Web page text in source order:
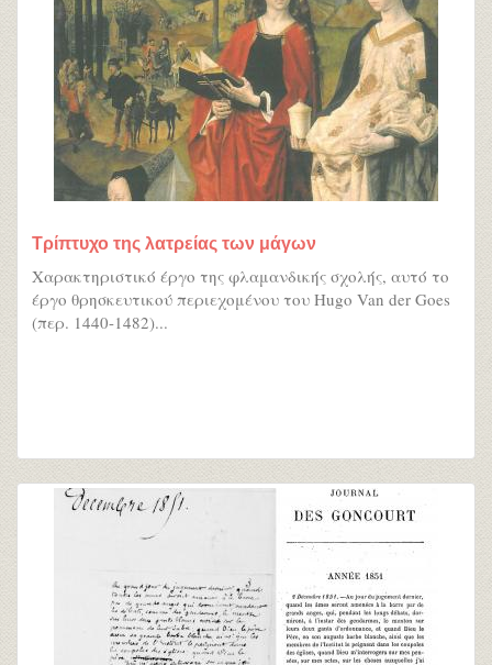
Τρίπτυχο της λατρείας των μάγων
Χαρακτηριστικό έργο της φλαμανδικής σχολής, αυτό το
έργο θρησκευτικού περιεχομένου του Hugo Van der Goes
(περ. 1440-1482)...